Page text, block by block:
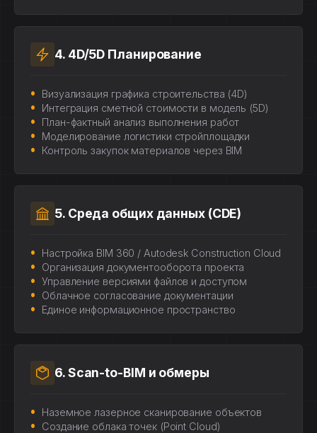
4. 4D/5D Планирование
Визуализация графика строительства (4D)
Интеграция сметной стоимости в модель (5D)
План-фактный анализ выполнения работ
Моделирование логистики стройплощадки
Контроль закупок материалов через BIM
5. Среда общих данных (CDE)
Настройка BIM 360 / Autodesk Construction Cloud
Организация документооборота проекта
Управление версиями файлов и доступом
Облачное согласование документации
Единое информационное пространство
6. Scan-to-BIM и обмеры
Наземное лазерное сканирование объектов
Создание облака точек (Point Cloud)